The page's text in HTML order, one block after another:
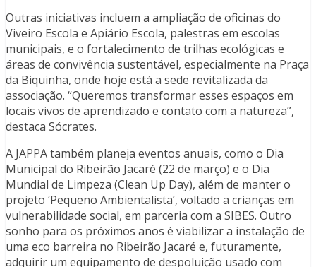
Outras iniciativas incluem a ampliação de oficinas do
Viveiro Escola e Apiário Escola, palestras em escolas
municipais, e o fortalecimento de trilhas ecológicas e
áreas de convivência sustentável, especialmente na Praça
da Biquinha, onde hoje está a sede revitalizada da
associação. “Queremos transformar esses espaços em
locais vivos de aprendizado e contato com a natureza”,
destaca Sócrates.
A JAPPA também planeja eventos anuais, como o Dia
Municipal do Ribeirão Jacaré (22 de março) e o Dia
Mundial de Limpeza (Clean Up Day), além de manter o
projeto ‘Pequeno Ambientalista’, voltado a crianças em
vulnerabilidade social, em parceria com a SIBES. Outro
sonho para os próximos anos é viabilizar a instalação de
uma eco barreira no Ribeirão Jacaré e, futuramente,
adquirir um equipamento de despoluição usado com